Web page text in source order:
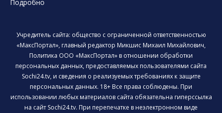
Подробно
Учредитель сайта: общество с ограниченной ответственностью
«МаксПортал», главный редактор Микшис Михаил Михайлович,
Политика ООО «МаксПортал» в отношении обработки
персональных данных, предоставляемых пользователями сайта
Sochi24.tv, и сведения о реализуемых требованиях к защите
персональных данных. 18+ Все права соблюдены. При
использовании любых материалов сайта обязательна гиперссылка
на сайт Sochi24.tv. При перепечатке в неэлектронном виде